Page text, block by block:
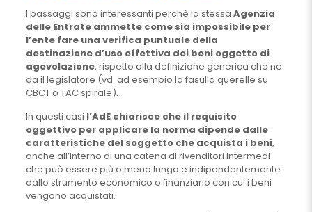
I passaggi sono interessanti perchè la stessa Agenzia
delle Entrate ammette come sia impossibile per
l’ente fare una verifica puntuale della
destinazione d’uso effettiva dei beni oggetto di
agevolazione, rispetto alla definizione generica che ne
da il legislatore (vd. ad esempio la fasulla querelle su
CBCT o TAC spirale).
In questi casi l’AdE chiarisce che il requisito
oggettivo per applicare la norma dipende dalle
caratteristiche del soggetto che acquista i beni,
anche all’interno di una catena di rivenditori intermedi
che può essere più o meno lunga e indipendentemente
dallo strumento economico o finanziario con cui i beni
vengono acquistati.